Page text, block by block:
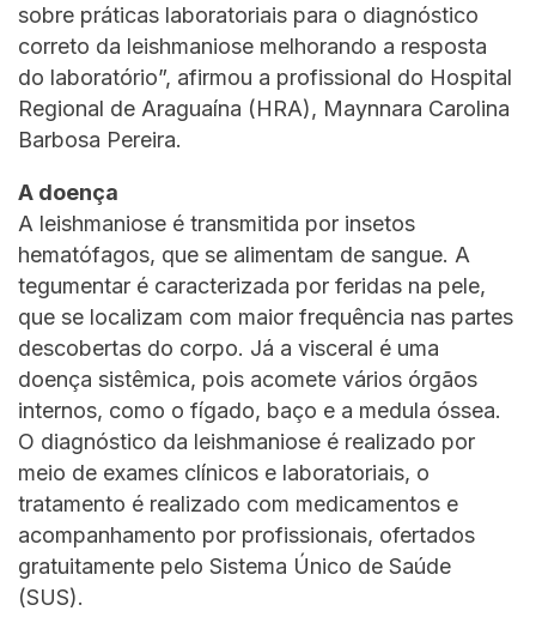
sobre práticas laboratoriais para o diagnóstico
correto da leishmaniose melhorando a resposta
do laboratório”, afirmou a profissional do Hospital
Regional de Araguaína (HRA), Maynnara Carolina
Barbosa Pereira.
A doença
A leishmaniose é transmitida por insetos
hematófagos, que se alimentam de sangue. A
tegumentar é caracterizada por feridas na pele,
que se localizam com maior frequência nas partes
descobertas do corpo. Já a visceral é uma
doença sistêmica, pois acomete vários órgãos
internos, como o fígado, baço e a medula óssea.
O diagnóstico da leishmaniose é realizado por
meio de exames clínicos e laboratoriais, o
tratamento é realizado com medicamentos e
acompanhamento por profissionais, ofertados
gratuitamente pelo Sistema Único de Saúde
(SUS).